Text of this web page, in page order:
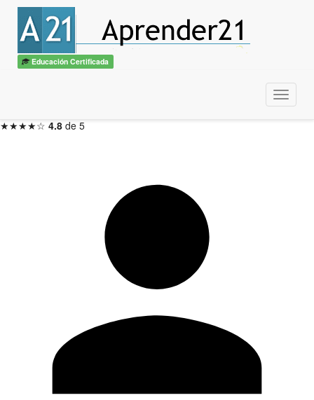
Educación Certificada
Menu
Experto en DevOps
con diplomaITSS / CBTech
★★★★☆ 4.8 de 5